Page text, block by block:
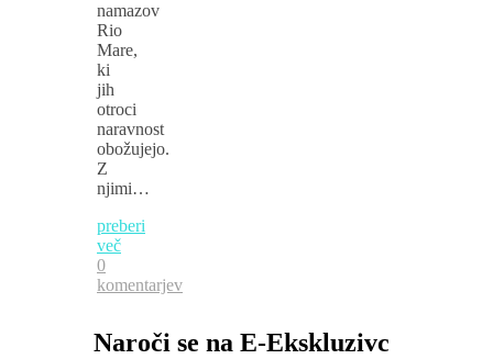
namazov
Rio
Mare,
ki
jih
otroci
naravnost
obožujejo.
Z
njimi…
preberi
več
0
komentarjev
Naroči se na E-Ekskluzivc